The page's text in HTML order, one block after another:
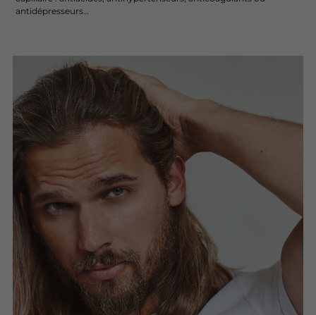
antidépresseurs…